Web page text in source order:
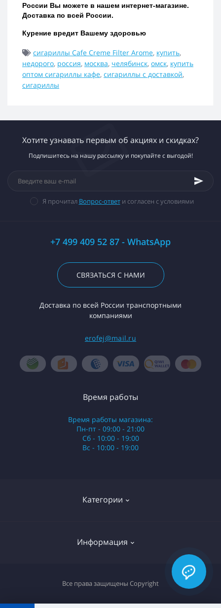
России Вы можете в нашем интернет-магазине.
Доставка по всей России.
Курение вредит Вашему здоровью
сигариллы Cafe Creme Filter Arome, купить,
недорого, россия, москва, челябинск, омск, купить
оптом сигариллы кафе, сигариллы с доставкой,
сигариллы
Хотите узнавать первым об акциях и скидках?
Подпишитесь на нашу рассылку и покупайте с выгодой!
Я прочитал Вопрос-ответи согласен с условиями
+7 499 409 52 87 - WhatsApp
СВЯЗАТЬСЯ С НАМИ
Доставка по всей России транспортными
компаниями
erofej@mail.ru
Категории
Российские сигареты
Информация
Время работы
Время работы магазина:
Пн-пт - 09:00 - 21:00
Сб - 10:00 - 19:00
Вс - 10:00 - 19:00
Все права защищены Copyright